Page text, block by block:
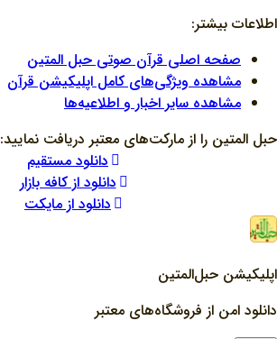
اطلاعات بیشتر:
صفحه اصلی قرآن صوتی حبل المتین
مشاهده ویژگی‌های کامل اپلیکیشن قرآن
مشاهده سایر اخبار و اطلاعیه‌ها
حبل المتین را از مارکت‌های معتبر دریافت نمایید:
دانلود مستقیم
دانلود از کافه بازار
دانلود از مایکت
اپلیکیشن حبل‌المتین
دانلود امن از فروشگاه‌های معتبر